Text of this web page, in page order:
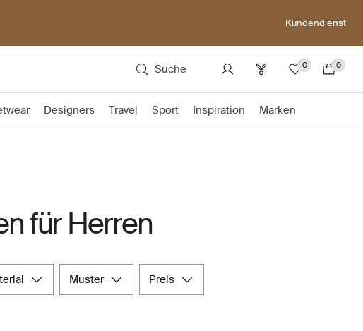
Kundendienst
Suche 0 0
Designers Travel Sport Inspiration Marken
für Herren
muster preis